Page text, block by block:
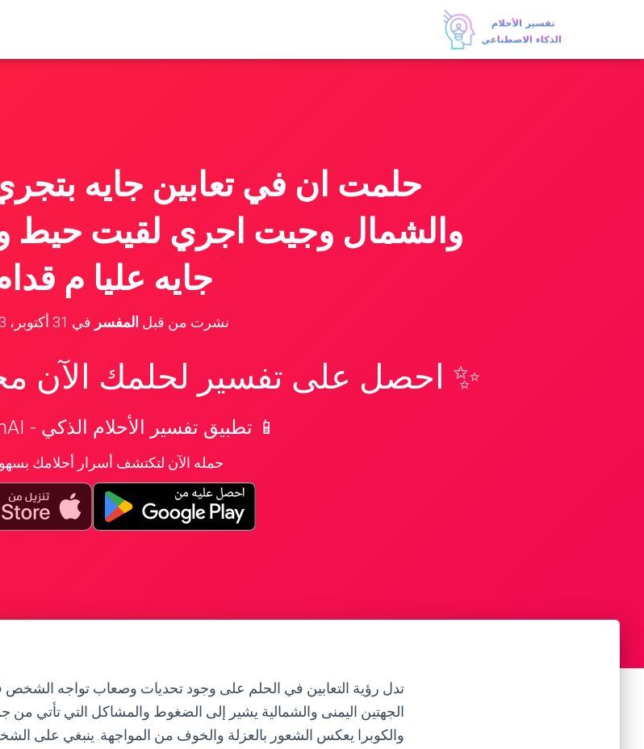
حلمت ان في تعابين جايه
والشمال وجيت اجري لقيت حيط
جايه عليا م
نشرت من قبل المفسر في 31 أكتوبر، 2023
✨ احصل على تفسير لحلمك الآن
📱 تطبيق تفسير الأحلام الذكي - DreamAI 🚀
حمله الآن لتكتشف أسرار أحلامك
تدل رؤية التعابين في الحلم على وجود تحديات وصعاب تواجه الشخص
الجهتين اليمنى والشمالية يشير إلى الضغوط والمشاكل التي تأتي من
والكوبرا يعكس الشعور بالعزلة والخوف من المواجهة. ينبغي على